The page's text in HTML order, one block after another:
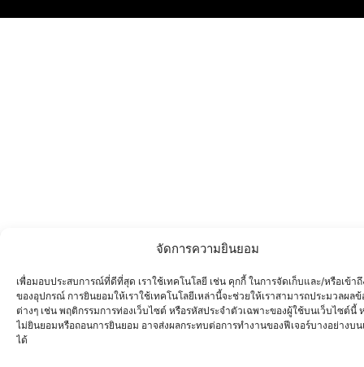
จัดการความยินยอม
เพื่อมอบประสบการณ์ที่ดีที่สุด เราใช้เทคโนโลยี เช่น คุกกี้ ในการจัดเก็บและ/หรือเข้า
ของอุปกรณ์ การยินยอมให้เราใช้เทคโนโลยีเหล่านี้จะช่วยให้เราสามารถประมวลผล
ต่างๆ เช่น พฤติกรรมการท่องเว็บไซต์ หรือรหัสประจำตัวเฉพาะของผู้ใช้บนเว็บไซต์นี้
ไม่ยินยอมหรือถอนการยินยอม อาจส่งผลกระทบต่อการทำงานของฟีเจอร์บางอย่างบน
ได้